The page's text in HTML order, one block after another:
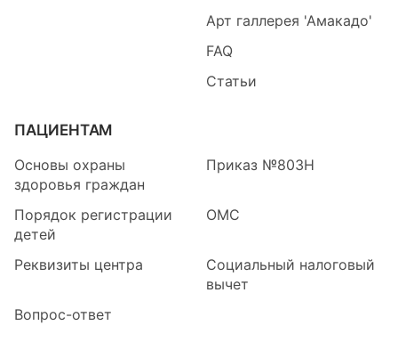
Арт галлерея 'Амакадо'
FAQ
Статьи
ПАЦИЕНТАМ
Основы охраны
здоровья граждан
Приказ №803Н
Порядок регистрации
детей
ОМС
Реквизиты центра
Социальный налоговый
вычет
Вопрос-ответ